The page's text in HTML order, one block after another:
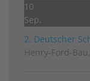
10
Sep.
2. Deutscher
Henry-Ford-